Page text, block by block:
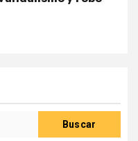
Buscar